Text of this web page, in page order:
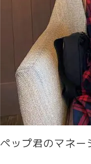
ペップ君のマネ